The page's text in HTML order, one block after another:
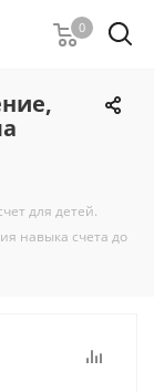
0
для детей.
навыка счета до